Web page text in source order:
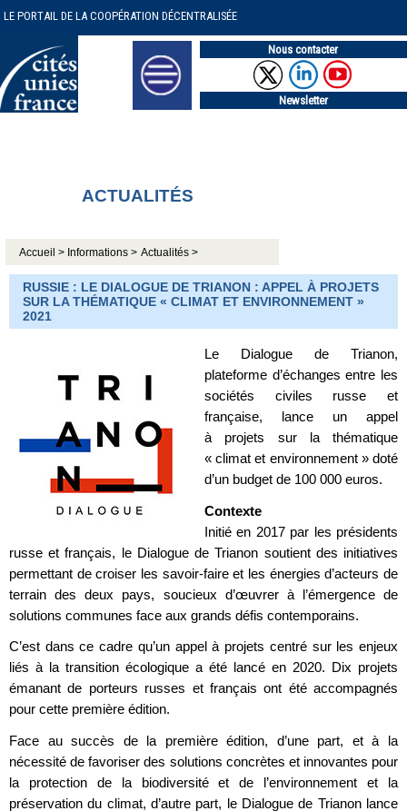
LE PORTAIL DE LA COOPÉRATION DÉCENTRALISÉE
Nous contacter
Newsletter
ACTUALITÉS
Accueil > Informations > Actualités >
RUSSIE : LE DIALOGUE DE TRIANON : APPEL À PROJETS
SUR LA THÉMATIQUE « CLIMAT ET ENVIRONNEMENT »
2021
Le Dialogue de Trianon,
plateforme d’échanges entre les
sociétés civiles russe et
française, lance un appel
à projets sur la thématique
« climat et environnement » doté
d’un budget de 100 000 euros.
Contexte
Initié en 2017 par les présidents
russe et français, le Dialogue de Trianon soutient des initiatives
permettant de croiser les savoir-faire et les énergies d’acteurs de
terrain des deux pays, soucieux d’œuvrer à l’émergence de
solutions communes face aux grands défis contemporains.
C’est dans ce cadre qu’un appel à projets centré sur les enjeux
liés à la transition écologique a été lancé en 2020. Dix projets
émanant de porteurs russes et français ont été accompagnés
pour cette première édition.
Face au succès de la première édition, d’une part, et à la
nécessité de favoriser des solutions concrètes et innovantes pour
la protection de la biodiversité et de l’environnement et la
préservation du climat, d’autre part, le Dialogue de Trianon lance